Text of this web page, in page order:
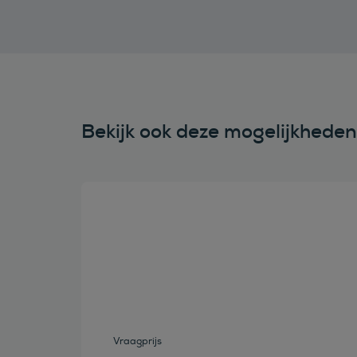
Bekijk ook deze
Vraagprijs